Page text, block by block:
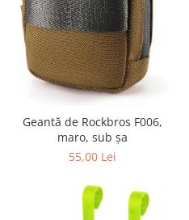
Geantă de Rockbros F006,
maro, sub șa
55,00 Lei